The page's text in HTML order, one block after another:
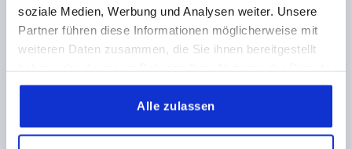
soziale Medien, Werbung und Analysen weiter. Unsere
Partner führen diese Informationen möglicherweise mit
weiteren Daten zusammen, die Sie ihnen bereitgestellt
gesammelt haben.
Alle zulassen
SCHARNIER FORM:A 63X50,
BEFESTIGUNGSBOHRUNGEN, ZINK VERCHROMT,